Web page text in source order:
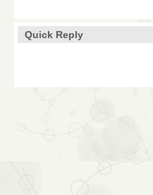
Quick Reply